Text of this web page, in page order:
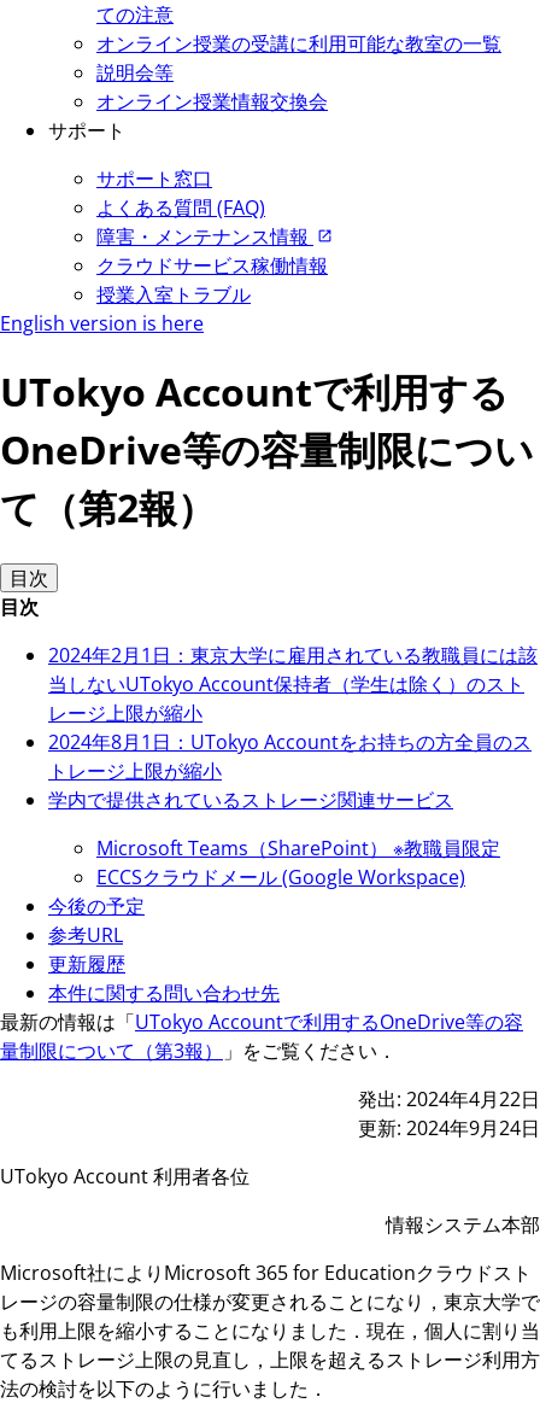
ての注意
オンライン授業の受講に利用可能な教室の一覧
説明会等
オンライン授業情報交換会
サポート
サポート窓口
よくある質問 (FAQ)
障害・メンテナンス情報
クラウドサービス稼働情報
授業入室トラブル
English version is here
UTokyo Accountで利用する
OneDrive等の容量制限につい
て（第2報）
目次
目次
2024年2月1日：東京大学に雇用されている教職員には該
当しないUTokyo Account保持者（学生は除く）のスト
レージ上限が縮小
2024年8月1日：UTokyo Accountをお持ちの方全員のス
トレージ上限が縮小
学内で提供されているストレージ関連サービス
Microsoft Teams（SharePoint） ※教職員限定
ECCSクラウドメール (Google Workspace)
今後の予定
参考URL
更新履歴
本件に関する問い合わせ先
最新の情報は「UTokyo Accountで利用するOneDrive等の容
量制限について（第3報）
」をご覧ください．
発出: 2024年4月22日
更新: 2024年9月24日
UTokyo Account 利用者各位
情報システム本部
Microsoft社によりMicrosoft 365 for Educationクラウドスト
レージの容量制限の仕様が変更されることになり，東京大学で
も利用上限を縮小することになりました．現在，個人に割り当
てるストレージ上限の見直し，上限を超えるストレージ利用方
法の検討を以下のように行いました．